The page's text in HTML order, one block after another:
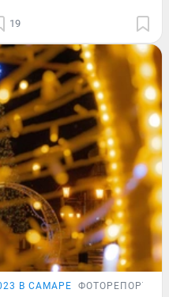
19
В САМАРЕ ФОТОРЕПОРТАЖ